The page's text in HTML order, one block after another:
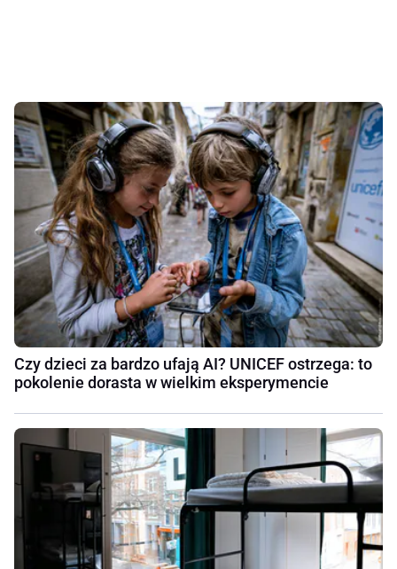
Czy dzieci za bardzo ufają AI? UNICEF ostrzega: to
pokolenie dorasta w wielkim eksperymencie